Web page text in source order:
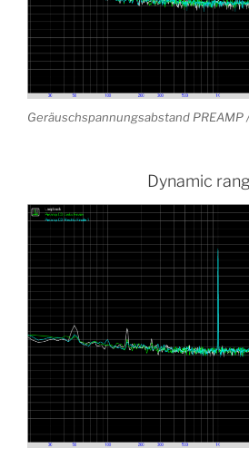
Geräuschspannungsabstand PREAMP
Dynamic